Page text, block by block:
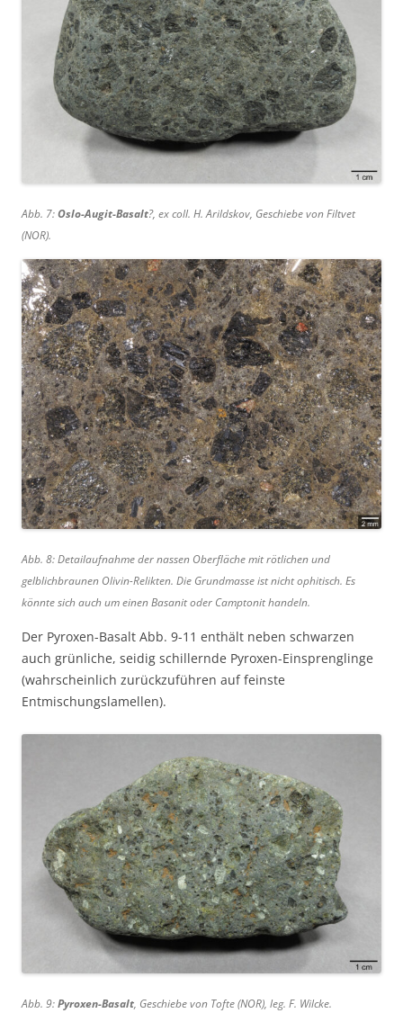
Abb. 7:Oslo-Augit-Basalt?, ex coll. H. Arildskov, Geschiebe von Filtvet
(NOR).
Abb. 8: Detailaufnahme der nassen Oberfläche mit rötlichen und
gelblichbraunen Olivin-Relikten. Die Grundmasse ist nicht ophitisch. Es
könnte sich auch um einen Basanit oder Camptonit handeln.
Der Pyroxen-Basalt Abb. 9-11 enthält neben schwarzen
auch grünliche, seidig schillernde Pyroxen-Einsprenglinge
(wahrscheinlich zurückzuführen auf feinste
Entmischungslamellen).
Abb. 9:Pyroxen-Basalt, Geschiebe von Tofte (NOR), leg. F. Wilcke.